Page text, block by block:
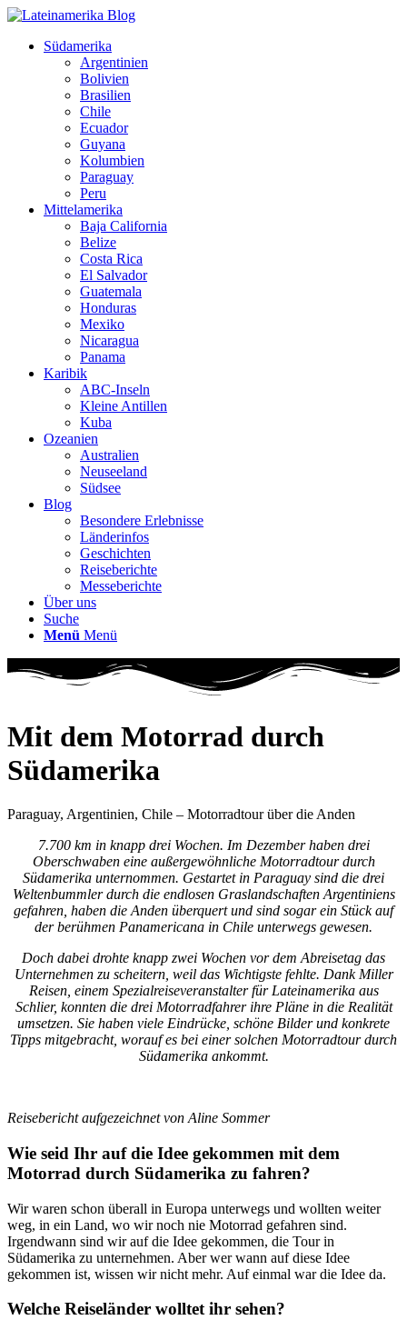
Südamerika
Argentinien
Bolivien
Brasilien
Chile
Ecuador
Guyana
Kolumbien
Paraguay
Peru
Mittelamerika
Baja California
Belize
Costa Rica
El Salvador
Guatemala
Honduras
Mexiko
Nicaragua
Panama
Karibik
ABC-Inseln
Kleine Antillen
Kuba
Ozeanien
Australien
Neuseeland
Südsee
Blog
Besondere Erlebnisse
Länderinfos
Geschichten
Reiseberichte
Messeberichte
Über uns
Suche
Menü Menü
Mit dem Motorrad durch
Südamerika
Paraguay, Argentinien, Chile – Motorradtour über die Anden
7.700 km in knapp drei Wochen. Im Dezember haben drei
Oberschwaben eine außergewöhnliche Motorradtour durch
Südamerika unternommen. Gestartet in Paraguay sind die drei
Weltenbummler durch die endlosen Graslandschaften Argentiniens
gefahren, haben die Anden überquert und sind sogar ein Stück auf
der berühmen Panamericana in Chile unterwegs gewesen.
Doch dabei drohte knapp zwei Wochen vor dem Abreisetag das
Unternehmen zu scheitern, weil das Wichtigste fehlte. Dank Miller
Reisen, einem Spezialreiseveranstalter für Lateinamerika aus
Schlier, konnten die drei Motorradfahrer ihre Pläne in die Realität
umsetzen. Sie haben viele Eindrücke, schöne Bilder und konkrete
Tipps mitgebracht, worauf es bei einer solchen Motorradtour durch
Südamerika ankommt.
Reisebericht aufgezeichnet von Aline Sommer
Wie seid Ihr auf die Idee gekommen mit dem
Motorrad durch Südamerika zu fahren?
Wir waren schon überall in Europa unterwegs und wollten weiter
weg, in ein Land, wo wir noch nie Motorrad gefahren sind.
Irgendwann sind wir auf die Idee gekommen, die Tour in
Südamerika zu unternehmen. Aber wer wann auf diese Idee
gekommen ist, wissen wir nicht mehr. Auf einmal war die Idee da.
Welche Reiseländer wolltet ihr sehen?